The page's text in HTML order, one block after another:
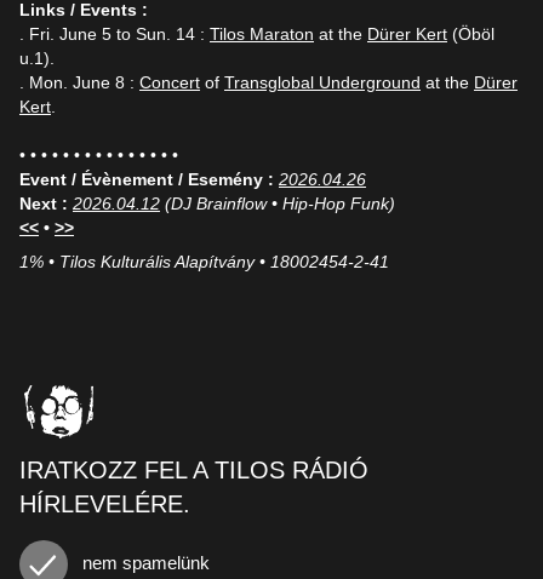
Links / Events :
. Fri. June 5 to Sun. 14 : Tilos Maraton at the Dürer Kert (Öböl
u.1).
. Mon. June 8 : Concert of Transglobal Underground at the Dürer
Kert
• • • • • • • • • • • • • • •
Event / Évènement / Esemény : 2026.04.26
Next : 2026.04.12 (DJ Brainflow • Hip-Hop Funk)
<< • >>
1% • Tilos Kulturális Alapítvány • 18002454-2-41
IRATKOZZ FEL A TILOS RÁDIÓ
HÍRLEVELÉRE.
nem spamelünk